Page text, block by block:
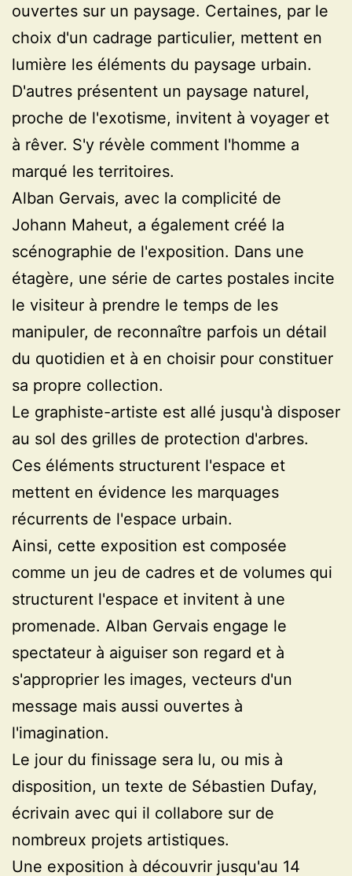
ouvertes sur un paysage. Certaines, par le
choix d'un cadrage particulier, mettent en
lumière les éléments du paysage urbain.
D'autres présentent un paysage naturel,
proche de l'exotisme, invitent à voyager et
à rêver. S'y révèle comment l'homme a
marqué les territoires.
Alban Gervais, avec la complicité de
Johann Maheut, a également créé la
scénographie de l'exposition. Dans une
étagère, une série de cartes postales incite
le visiteur à prendre le temps de les
manipuler, de reconnaître parfois un détail
du quotidien et à en choisir pour constituer
sa propre collection.
Le graphiste-artiste est allé jusqu'à disposer
au sol des grilles de protection d'arbres.
Ces éléments structurent l'espace et
mettent en évidence les marquages
récurrents de l'espace urbain.
Ainsi, cette exposition est composée
comme un jeu de cadres et de volumes qui
structurent l'espace et invitent à une
promenade. Alban Gervais engage le
spectateur à aiguiser son regard et à
s'approprier les images, vecteurs d'un
message mais aussi ouvertes à
l'imagination.
Le jour du finissage sera lu, ou mis à
disposition, un texte de Sébastien Dufay,
écrivain avec qui il collabore sur de
nombreux projets artistiques.
Une exposition à découvrir jusqu'au 14